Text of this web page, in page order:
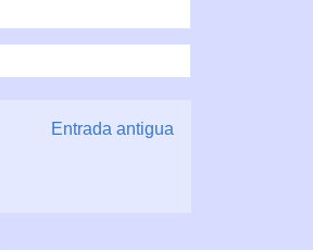
Entrada antigua